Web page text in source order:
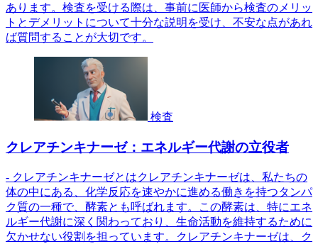
あります。検査を受ける際は、事前に医師から検査のメリッ
トとデメリットについて十分な説明を受け、不安な点があれ
ば質問することが大切です。
検査
クレアチンキナーゼ：エネルギー代謝の立役者
- クレアチンキナーゼとはクレアチンキナーゼは、私たちの
体の中にある、化学反応を速やかに進める働きを持つタンパ
ク質の一種で、酵素とも呼ばれます。この酵素は、特にエネ
ルギー代謝に深く関わっており、生命活動を維持するために
欠かせない役割を担っています。クレアチンキナーゼは、ク